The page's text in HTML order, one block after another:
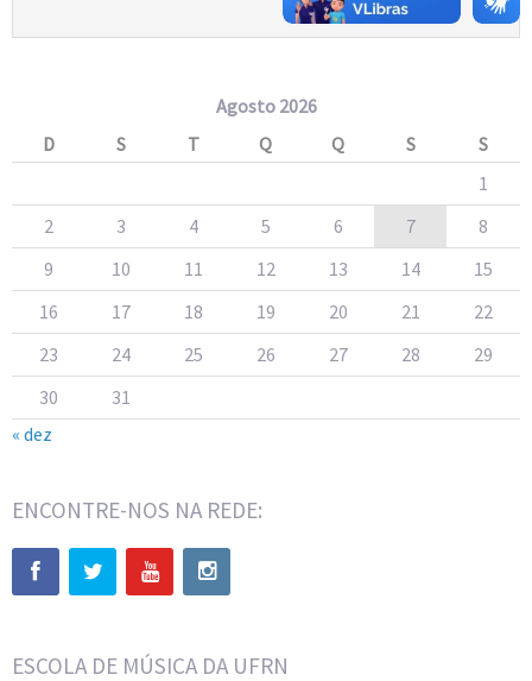
Agosto 2026
D
S T Q Q S
S
1
2
3 4 5 6 7
8
9
10 11 12 13 14
15
16
17 18 19 20 21
22
23
24 25 26 27 28
29
30
31
« dez
ENCONTRE-NOS NA REDE:
ESCOLA DE MÚSICA DA UFRN